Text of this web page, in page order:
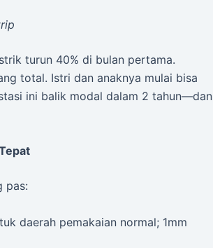
turun 40% di bulan pertama.
total. Istri dan anaknya mulai bisa
ini balik modal dalam 2 tahun—dan
pas:
daerah pemakaian normal; 1mm